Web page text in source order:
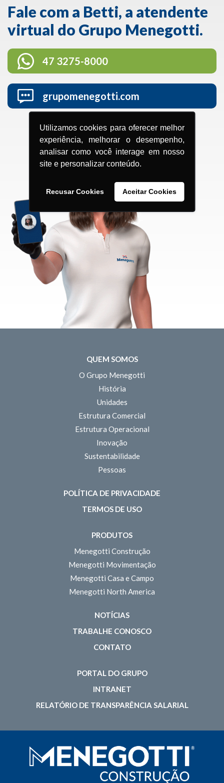
Utilizamos cookies para oferecer melhor
experiência, melhorar o desempenho,
analisar como você interage em nosso
site e personalizar conteúdo.
Recusar Cookies Aceitar Cookies
Fale com a Betti, a atendente
virtual do Grupo Menegotti.
47 3275-8000
grupomenegotti.com
QUEM SOMOS
O Grupo Menegotti
História
Unidades
Estrutura Comercial
Estrutura Operacional
Inovação
Sustentabilidade
Pessoas
POLÍTICA DE PRIVACIDADE
TERMOS DE USO
PRODUTOS
Menegotti Construção
Menegotti Movimentação
Menegotti Casa e Campo
Menegotti North America
NOTÍCIAS
TRABALHE CONOSCO
CONTATO
PORTAL DO GRUPO
INTRANET
RELATÓRIO DE TRANSPARÊNCIA SALARIAL